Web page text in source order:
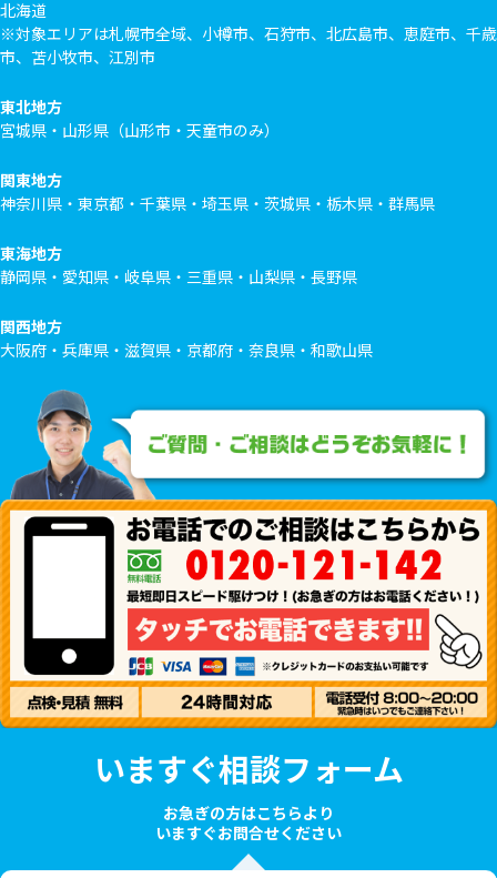
北海道
※対象エリアは札幌市全域、小樽市、石狩市、北広島市、恵庭市、千歳
市、苫小牧市、江別市
東北地方
宮城県・山形県（山形市・天童市のみ）
関東地方
神奈川県・東京都・千葉県・埼玉県・茨城県・栃木県・群馬県
東海地方
静岡県・愛知県・岐阜県・三重県・山梨県・長野県
関西地方
大阪府・兵庫県・滋賀県・京都府・奈良県・和歌山県
いますぐ相談フォーム
お急ぎの方はこちらより
いますぐお問合せください